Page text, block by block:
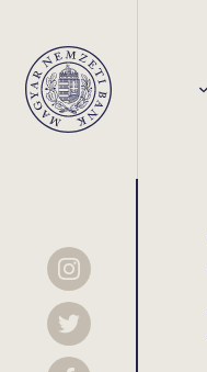
Magyar
Nemzeti
Instagram
Twitter